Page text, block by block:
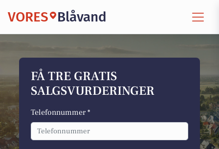
VORES Blåvand
FÅ TRE GRATIS
SALGSVURDERINGER
Telefonnummer *